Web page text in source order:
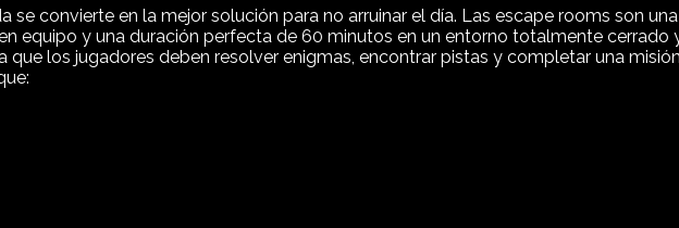
convierte en la mejor solución para no arruinar el día. Las escape rooms son una
equipo y una duración perfecta de 60 minutos en un entorno totalmente cerrado
que los jugadores deben resolver enigmas, encontrar pistas y completar una